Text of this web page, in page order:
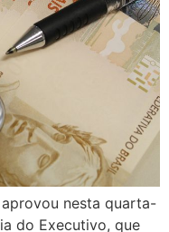
nesta quarta-
do Executivo, que